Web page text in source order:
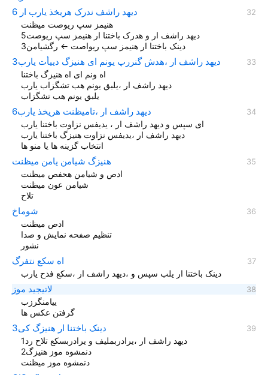
دیهد راشف ندرک هریخذ یارب ار 6
هنیمز سپ ریوصت میظنت
دیهد راشف ار و هدرک باختنا ار هنیمز سپ ریوصت5
دينک باختنا ار هنیمز سپ ریواصت ← رگشیامن3
دیهد راشف ار ،هدش گنررپ یونم ای هنیزگ دییأت یارب3
اه ونم ای اه هنیزگ باختنا
دیهد راشف ار ،یلبق یونم هب تشگزاب یارب
یلبق یونم هب تشگزاب
دیهد راشف ار ،تامیظنت هریخذ یارب6
ای سپس و دیهد راشف ار ، یدیفس نزاوت باختنا یارب
دیهد راشف ار ،یدیفس نزاوت هنیزگ باختنا یارب
انتخاب گزینه ها یا منو ها
هنیزگ شیامن یامن میظنت
ادص و شیامن هحفص میظنت
شیامن عون میظنت
تلاح
شوماخ
ادص میظنت
تنظیم صفحه نمایش و صدا
نشور
اه سکع نتفرگ
دینک باختنا ار یلب سپس و ،دیهد راشف ار ،سکع فذح یارب
لاتیجید موز
ییامنگرزب
گرفتن عکس ها
دینک باختنا ار هنیزگ کی3
دیهد راشف ار ،یرادربملیف و یرادربسکع تلاح رد1
دنمشوه موز هنیزگ2
دنمشوه موز میظنت